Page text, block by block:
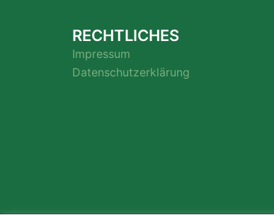
RECHTLICHES
Impressum
Datenschutzerklärung